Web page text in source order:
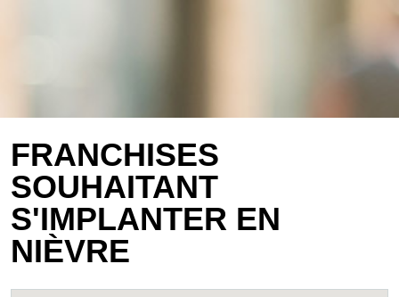
FRANCHISES
SOUHAITANT
S'IMPLANTER EN
NIÈVRE